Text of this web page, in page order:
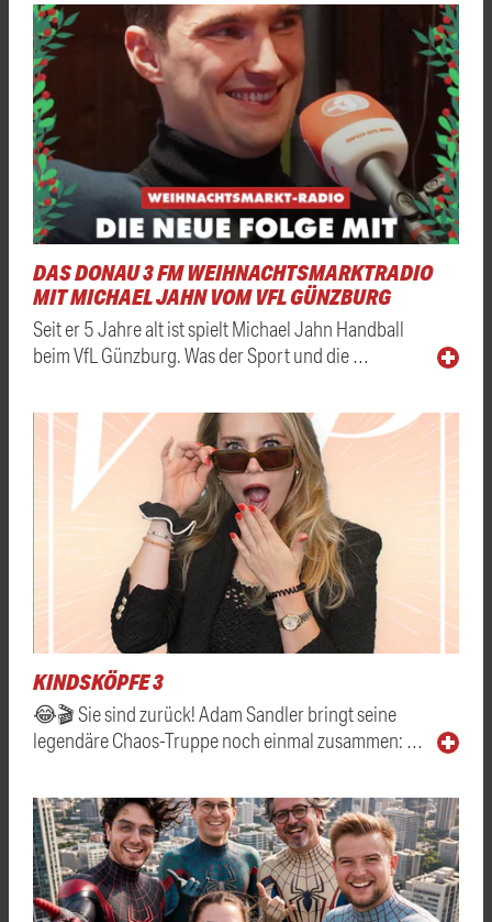
DAS DONAU 3 FM WEIHNACHTSMARKTRADIO
MIT MICHAEL JAHN VOM VFL GÜNZBURG
Seit er 5 Jahre alt ist spielt Michael Jahn Handball
beim VfL Günzburg. Was der Sport und die …
KINDSKÖPFE 3
😂🎬 Sie sind zurück! Adam Sandler bringt seine
legendäre Chaos-Truppe noch einmal zusammen: …